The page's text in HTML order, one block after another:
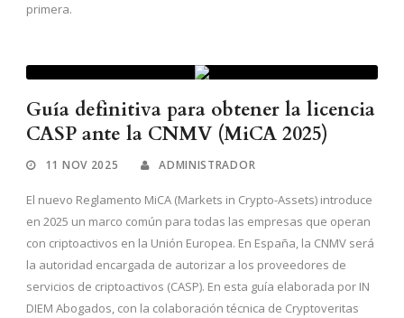
primera.
Guía definitiva para obtener la licencia
CASP ante la CNMV (MiCA 2025)
11 NOV 2025 ADMINISTRADOR
El nuevo Reglamento MiCA (Markets in Crypto-Assets) introduce
en 2025 un marco común para todas las empresas que operan
con criptoactivos en la Unión Europea. En España, la CNMV será
la autoridad encargada de autorizar a los proveedores de
servicios de criptoactivos (CASP). En esta guía elaborada por IN
DIEM Abogados, con la colaboración técnica de Cryptoveritas